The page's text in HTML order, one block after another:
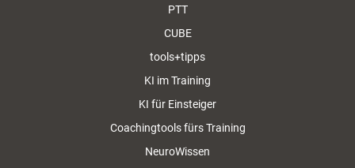
PTT
CUBE
tools+tipps
KI im Training
KI für Einsteiger
Coachingtools fürs Training
NeuroWissen